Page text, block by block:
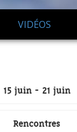
VIDÉOS
15 juin - 21 juin
Rencontres